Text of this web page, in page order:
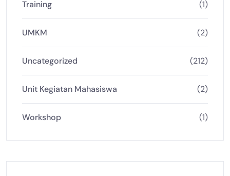
Training (1)
UMKM (2)
Uncategorized (212)
Unit Kegiatan Mahasiswa (2)
Workshop (1)